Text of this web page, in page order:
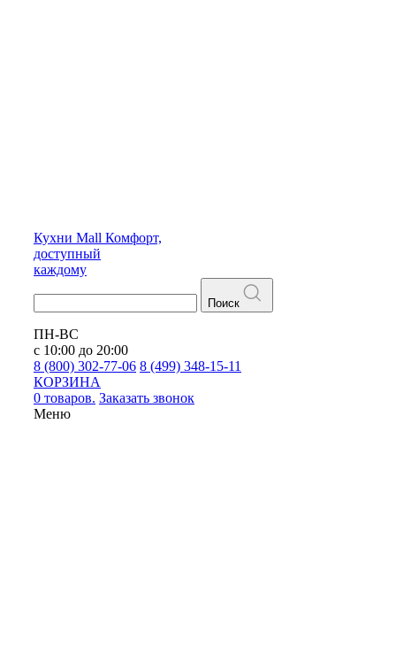
Кухни Mall Комфорт,
доступный
каждому
Поиск
ПН-ВС
с 10:00 до 20:00
8 (800) 302-77-06 8 (499) 348-15-11
КОРЗИНА
0 товаров. Заказать звонок
Меню